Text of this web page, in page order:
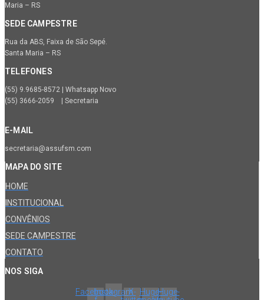
Maria – RS
SEDE CAMPESTRE
Rua da ABS, Faixa de São Sepé.
Santa Maria – RS
TELEFONES
(55) 9.9685-8572 | Whatsapp Novo
(55) 3666-2059 | Secretaria
E-MAIL
secretaria@assufsm.com
MAPA DO SITE
HOME
INSTITUCIONAL
CONVÊNIOS
SEDE CAMPESTRE
CONTATO
NOS SIGA
Facebook-
InstagramX- Huge-Huge-